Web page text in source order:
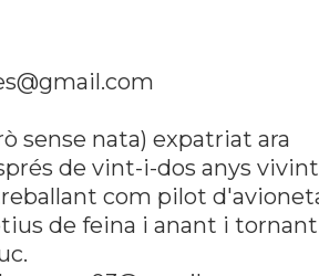
sense nata) expatriat ara
de vint-i-dos anys
com pilot
de feina i anant i tornant